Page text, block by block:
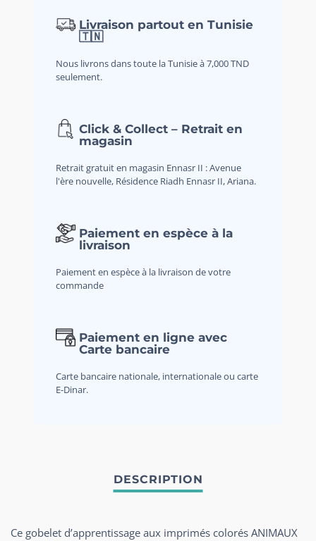
Livraison partout en Tunisie
🇹🇳
Nous livrons dans toute la Tunisie à 7,000 TND
seulement.
Click & Collect – Retrait en
magasin
Retrait gratuit en magasin Ennasr II : Avenue
l'ère nouvelle, Résidence Riadh Ennasr II, Ariana.
Paiement en espèce à la
livraison
Paiement en espèce à la livraison de votre
commande
Paiement en ligne avec
Carte bancaire
Carte bancaire nationale, internationale ou carte
E-Dinar.
Ce gobelet d’apprentissage aux imprimés colorés ANIMAUX